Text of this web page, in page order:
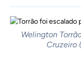
Welington
Cruzeiro